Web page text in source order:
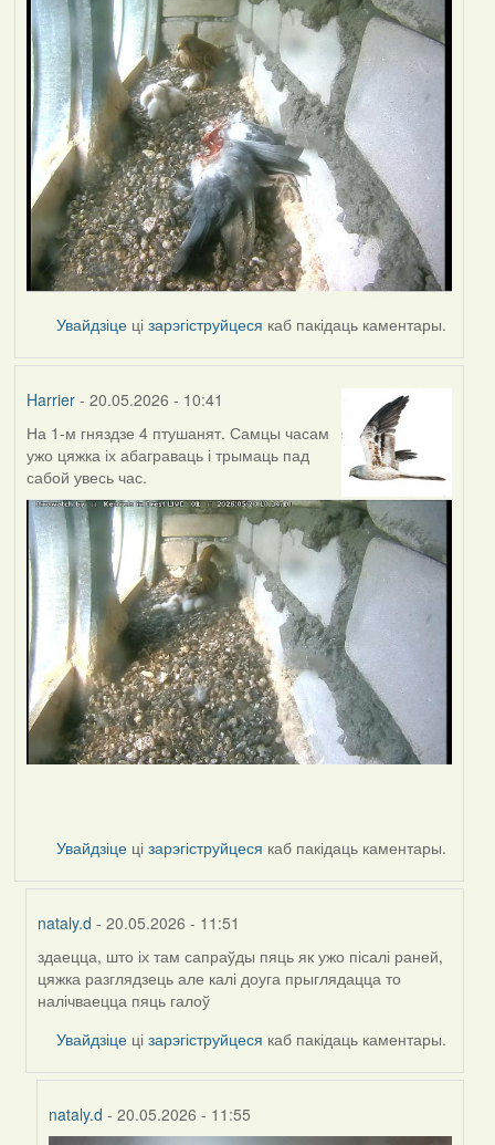
Увайдзіце цізарэгіструйцеся каб пакідаць каментары.
Harrier- 20.05.2026 - 10:41
На 1-м гняздзе 4 птушанят. Самцы часам
ужо цяжка іх абаграваць і трымаць пад
сабой увесь час.
Увайдзіце цізарэгіструйцеся каб пакідаць каментары.
nataly.d - 20.05.2026 - 11:51
In
reply
to
здаецца, што іх там сапраўды пяць як ужо пісалі раней,
цяжка разглядзець але калі доуга прыглядацца то
налічваецца пяць галоў
Увайдзіце цізарэгіструйцеся каб пакідаць каментары.
nataly.d - 20.05.2026 - 11:55